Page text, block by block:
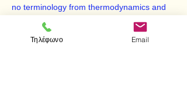
no terminology from thermodynamics and
molecular kinetics of structural processes to
make it easier for students to assimilate the
Τηλέφωνο Email